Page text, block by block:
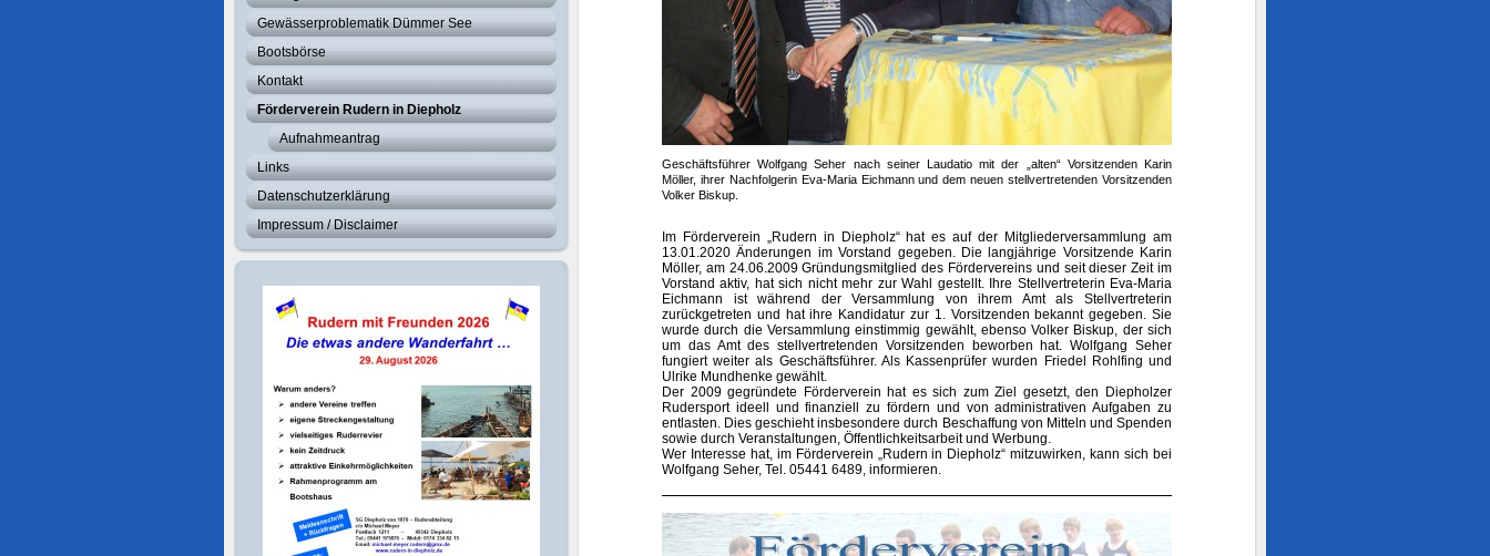
Gewässerproblematik Dümmer See
Bootsbörse
Kontakt
Förderverein Rudern in Diepholz
Aufnahmeantrag
Links
Datenschutzerklärung
Impressum / Disclaimer
Geschäftsführer Wolfgang Seher nach seiner Laudatio mit der „alten“ Vorsitzenden Karin
Möller, ihrer Nachfolgerin Eva-Maria Eichmann und dem neuen stellvertretenden Vorsitzenden
Volker Biskup.
Im Förderverein „Rudern in Diepholz“ hat es auf der Mitgliederversammlung am
13.01.2020 Änderungen im Vorstand gegeben. Die langjährige Vorsitzende Karin
Möller, am 24.06.2009 Gründungsmitglied des Fördervereins und seit dieser Zeit im
Vorstand aktiv, hat sich nicht mehr zur Wahl gestellt. Ihre Stellvertreterin Eva-Maria
Eichmann ist während der Versammlung von ihrem Amt als Stellvertreterin
zurückgetreten und hat ihre Kandidatur zur 1. Vorsitzenden bekannt gegeben. Sie
wurde durch die Versammlung einstimmig gewählt, ebenso Volker Biskup, der sich
um das Amt des stellvertretenden Vorsitzenden beworben hat. Wolfgang Seher
fungiert weiter als Geschäftsführer. Als Kassenprüfer wurden Friedel Rohlfing und
Ulrike Mundhenke gewählt.
Der 2009 gegründete Förderverein hat es sich zum Ziel gesetzt, den Diepholzer
Rudersport ideell und finanziell zu fördern und von administrativen Aufgaben zu
entlasten. Dies geschieht insbesondere durch Beschaffung von Mitteln und Spenden
sowie durch Veranstaltungen, Öffentlichkeitsarbeit und Werbung.
Wer Interesse hat, im Förderverein „Rudern in Diepholz“ mitzuwirken, kann sich bei
Wolfgang Seher, Tel. 05441 6489, informieren.